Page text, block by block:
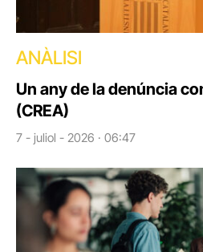
ANÀLISI
Un any de la denúncia
(CREA)
7 - juliol - 2026 · 06:47